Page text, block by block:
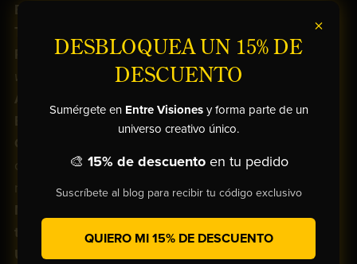
×
DESBLOQUEA UN 15% DE
DESCUENTO
Sumérgete en Entre Visionesy forma parte de un
universo creativo único.
🎨 15% de descuentoen tu pedido
Suscríbete al blog para recibir tu código exclusivo
QUIERO MI 15% DE DESCUENTO
Estilo: Cubismo Contemporáneo
Presentación:Sin marco,borde volteado(gallery
1/1 —
Obra Única
firmada por el artista y numeradaen el
reverso
tintas HP sin disolventes, resistentes a los rayos
estirada a mano